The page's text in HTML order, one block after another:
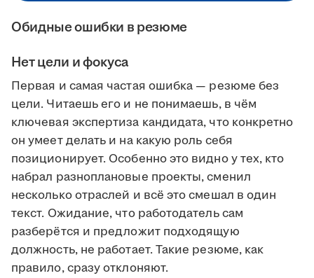
Обидные ошибки в резюме
Нет цели и фокуса
Первая и самая частая ошибка — резюме без
цели. Читаешь его и не понимаешь, в чём
ключевая экспертиза кандидата, что конкретно
он умеет делать и на какую роль себя
позиционирует. Особенно это видно у тех, кто
набрал разноплановые проекты, сменил
несколько отраслей и всё это смешал в один
текст. Ожидание, что работодатель сам
разберётся и предложит подходящую
должность, не работает. Такие резюме, как
правило, сразу отклоняют.